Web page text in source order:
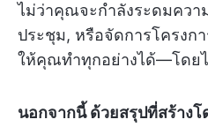
ไม่ว่าคุณจะกำลังระดมคว
ประชุม, หรือจัดการโครงก
ให้คุณทำทุกอย่างได้—โดย
นอกจากนี้ ด้วยสรุปที่สร้างโ